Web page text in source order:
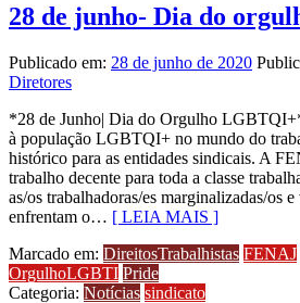
28 de junho- Dia do
Publicado em: 28 de junho de 2020
Diretores
*28 de Junho| Dia do Orgulho
à população LGBTQI+ no mundo do
histórico para as entidades sindicais. A
trabalho decente para toda a classe
as/os trabalhadoras/es marginalizadas/os
enfrentam o… [ LEIA MAIS ]
Marcado em: DireitosTrabalhistas FENAJ
OrgulhoLGBTI Pride
Categoria: Notícias sindicato